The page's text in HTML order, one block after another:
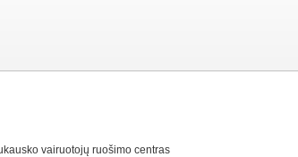
vairuotojų ruošimo centras